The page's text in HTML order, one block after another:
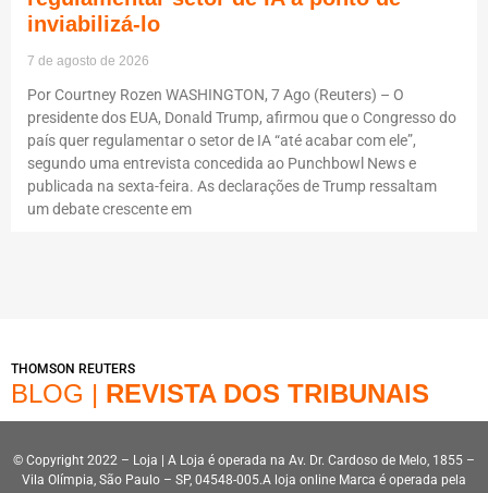
inviabilizá-lo
7 de agosto de 2026
Por Courtney Rozen WASHINGTON, 7 Ago (Reuters) – O
presidente dos EUA, Donald Trump, afirmou que o Congresso do
país quer regulamentar o setor de IA “até acabar com ele”,
segundo uma entrevista concedida ao Punchbowl News e
publicada na sexta-feira. As declarações de Trump ressaltam
um debate crescente em
THOMSON REUTERS
BLOG | REVISTA DOS TRIBUNAIS
© Copyright 2022 – Loja | A Loja é operada na Av. Dr. Cardoso de Melo, 1855 –
Vila Olímpia, São Paulo – SP, 04548-005.A loja online Marca é operada pela